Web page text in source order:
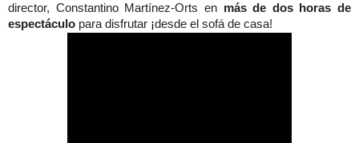
director, Constantino Martínez-Orts en más de dos horas de
espectáculo para disfrutar ¡desde el sofá de casa!